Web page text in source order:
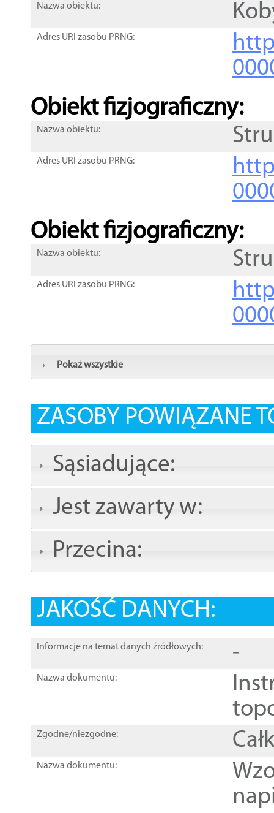
Nazwa obiektu:
Adres URI zasobu PRNG:
Obiekt fizjograficzny:
Nazwa obiektu:
Adres URI zasobu PRNG:
Obiekt fizjograficzny:
Nazwa obiektu:
Adres URI zasobu PRNG:
Pokaż wszystkie
ZASOBY POWIĄZANE
Sąsiadujące:
Jest zawarty w:
Przecina:
JAKOŚĆ DANYCH:
Informacje na temat danych źródłowych: -
Nazwa dokumentu:
Zgodne/niezgodne:
Nazwa dokumentu: